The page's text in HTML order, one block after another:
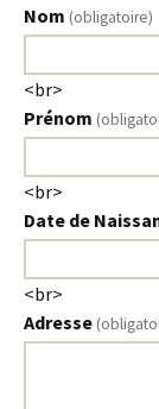
Nom (obligatoire)
<br>
Prénom
<br>
Date de
<br>
Adresse